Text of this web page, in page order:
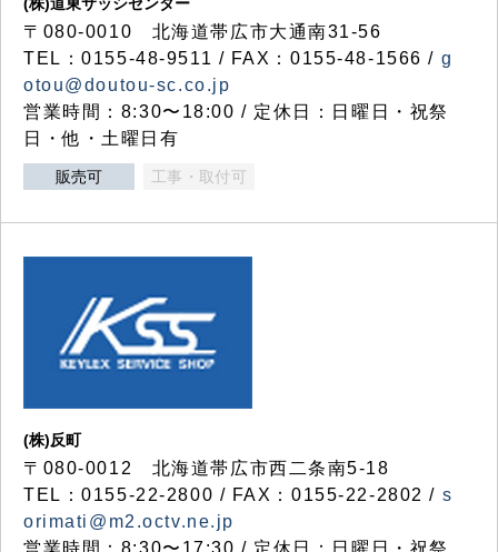
〒080-0010 北海道帯広市大通南31-56
TEL：0155-48-9511 / FAX：0155-48-1566 / g
otou@doutou-sc.co.jp
営業時間：8:30〜18:00 / 定休日：日曜日・祝祭
日・他・土曜日有
販売可 工事・取付可
(株)反町
〒080-0012 北海道帯広市西二条南5-18
TEL：0155-22-2800 / FAX：0155-22-2802 / s
orimati@m2.octv.ne.jp
営業時間：8:30〜17:30 / 定休日：日曜日・祝祭